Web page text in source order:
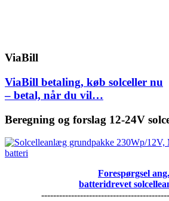
ViaBill
ViaBill betaling, køb solceller nu
– betal, når du vil…
Beregning og forslag 12-24V
Forespørgsel ang.
batteridrevet